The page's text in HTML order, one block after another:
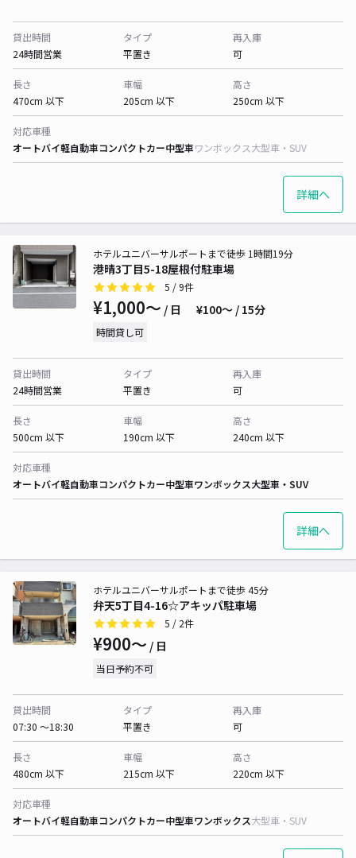
貸出時間
24時間営業
タイプ
平置き
再入庫
可
長さ
470cm 以下
車幅
205cm 以下
高さ
250cm 以下
対応車種
オートバイ軽自動車コンパクトカー中型車ワンボックス大型車・SUV
詳細へ
港晴3丁目5-18屋根付駐車場
ホテルユニバーサルポートまで徒歩 1時間19分
5 / 9件
¥1,000〜 / 日 ¥100〜 / 15分
時間貸し可
貸出時間
24時間営業
タイプ
平置き
再入庫
可
長さ
500cm 以下
車幅
190cm 以下
高さ
240cm 以下
対応車種
オートバイ軽自動車コンパクトカー中型車ワンボックス大型車・SUV
詳細へ
弁天5丁目4-16☆アキッパ駐車場
ホテルユニバーサルポートまで徒歩 45分
5 / 2件
¥900〜 / 日
当日予約不可
貸出時間
07:30 〜18:30
タイプ
平置き
再入庫
可
長さ
480cm 以下
車幅
215cm 以下
高さ
220cm 以下
対応車種
オートバイ軽自動車コンパクトカー中型車ワンボックス大型車・SUV